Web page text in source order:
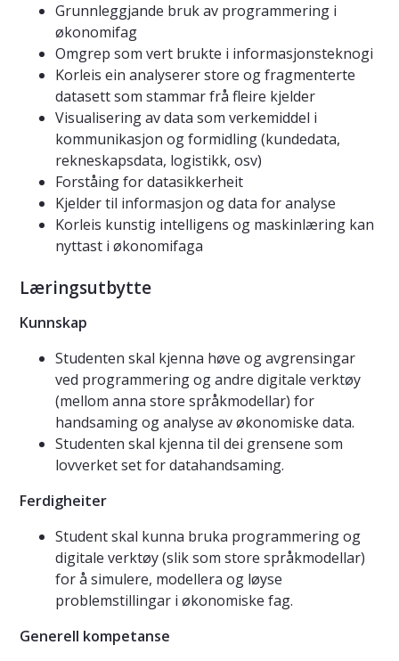
Grunnleggjande bruk av programmering i
økonomifag
Omgrep som vert brukte i informasjonsteknogi
Korleis ein analyserer store og fragmenterte
datasett som stammar frå fleire kjelder
Visualisering av data som verkemiddel i
kommunikasjon og formidling (kundedata,
rekneskapsdata, logistikk, osv)
Forståing for datasikkerheit
Kjelder til informasjon og data for analyse
Korleis kunstig intelligens og maskinlæring kan
nyttast i økonomifaga
Læringsutbytte
Kunnskap
Studenten skal kjenna høve og avgrensingar
ved programmering og andre digitale verktøy
(mellom anna store språkmodellar) for
handsaming og analyse av økonomiske data.
Studenten skal kjenna til dei grensene som
lovverket set for datahandsaming.
Ferdigheiter
Student skal kunna bruka programmering og
digitale verktøy (slik som store språkmodellar)
for å simulere, modellera og løyse
problemstillingar i økonomiske fag.
Generell kompetanse